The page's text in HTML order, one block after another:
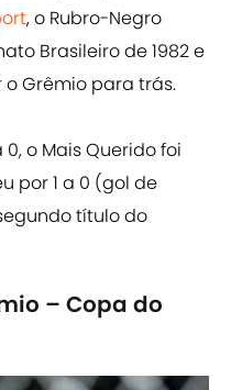
, o Rubro-Negro
Brasileiro de 1982 e
o Grêmio para trás.
0, o Mais Querido foi
por 1 a 0 (gol de
título do
– Copa do